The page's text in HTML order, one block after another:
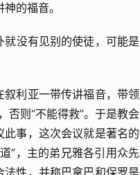
的福音。
没有见别的使徒，可能是
利亚一带传讲福音，带领
否则“不能得救”。于是教会
事，这次会议就是著名的
”，主的弟兄雅各引用众先